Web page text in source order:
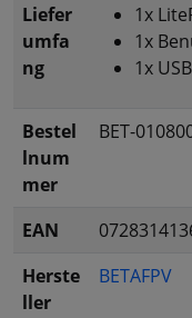
Liefer
umfa
ng
1x
1x
1x
Bestel
lnum
mer
BET-
EAN
Herste
ller
BETAFPV